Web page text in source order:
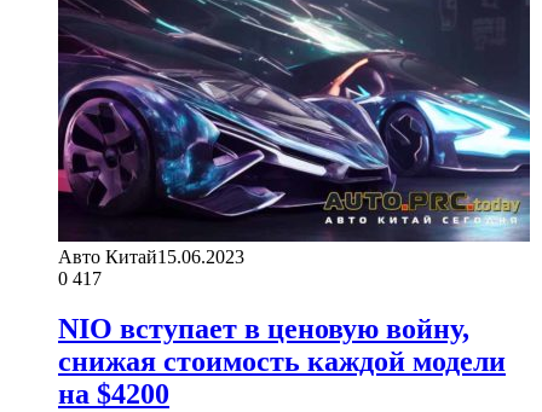
Авто Китай15.06.2023
0 417
NIO вступает в ценовую войну,
снижая стоимость каждой модели
на $4200